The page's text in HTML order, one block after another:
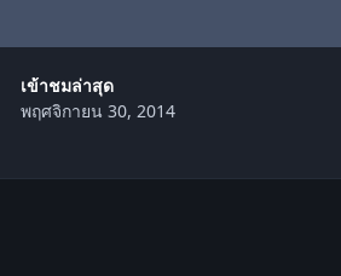
เข้าชมล่าสุด
พฤศจิกายน 30, 2014